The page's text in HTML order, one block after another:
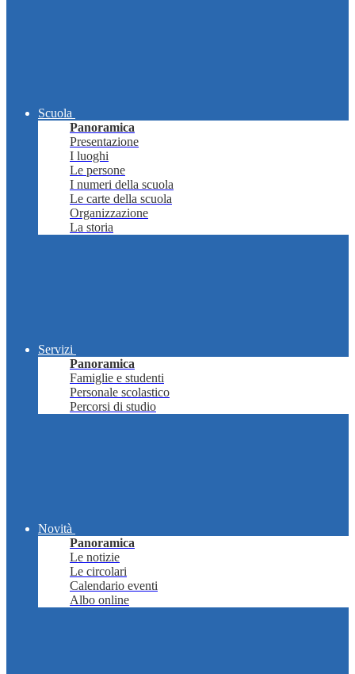
Scuola
Panoramica
Presentazione
I luoghi
Le persone
I numeri della scuola
Le carte della scuola
Organizzazione
La storia
Servizi
Panoramica
Famiglie e studenti
Personale scolastico
Percorsi di studio
Novità
Panoramica
Le notizie
Le circolari
Calendario eventi
Albo online